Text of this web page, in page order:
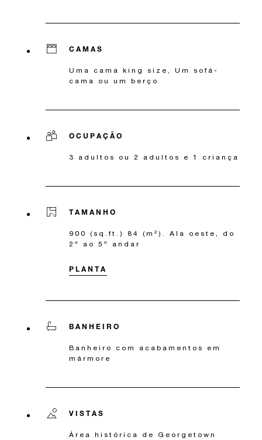
CAMAS
Uma cama king size, Um sofá-
cama ou um berço
OCUPAÇÃO
3 adultos ou 2 adultos e 1 criança
TAMANHO
900 (sq.ft.) 84 (m²). Ala oeste, do
2º ao 5º andar
PLANTA
BANHEIRO
Banheiro com acabamentos em
mármore
VISTAS
Área histórica de Georgetown